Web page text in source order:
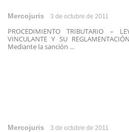
Mercojuris 3 de octubre de 2011
PROCEDIMIENTO TRIBUTARIO –
VINCULANTE Y SU
Mediante la sanción ...
Mercojuris 3 de octubre de 2011